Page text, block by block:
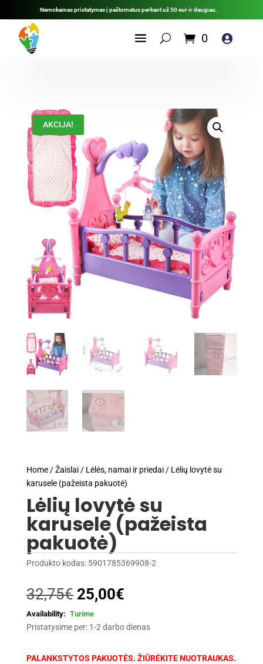
Nemokamas pristatymas į paštomatus perkant už 50 eur ir daugiau.
0 
AKCIJA!
Home/Žaislai/ Lėlės, namai ir priedai/ Lėlių lovytė su
karusele (pažeista pakuotė)
Lėlių lovytė su
karusele (pažeista
pakuotė)
Produkto kodas: 5901785369908-2
32,75€ Original
price
was:
32,75€.
25,00€Current
is:
25,00€.
Turime
Pristatysime per: 1-2 darbo dienas
PALANKSTYTOS PAKUOTĖS. ŽIŪRĖKITE NUOTRAUKAS.